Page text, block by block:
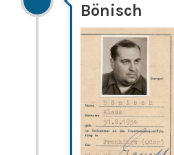
Bönisch